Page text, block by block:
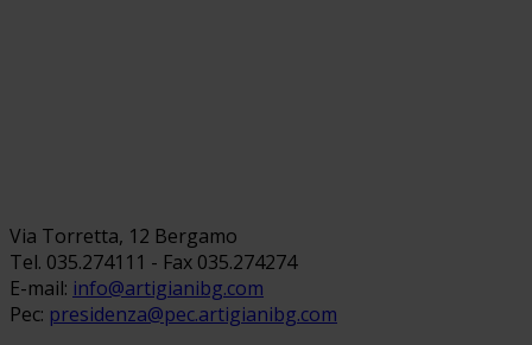
Via Torretta, 12 Bergamo
Tel. 035.274111 - Fax 035.274274
E-mail: info@artigianibg.com
Pec: presidenza@pec.artigianibg.com